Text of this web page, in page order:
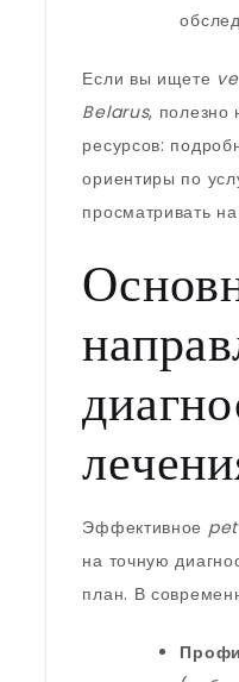
Если вы ищете
Belarus, полезно
ресурсов:
ориентиры по
просматривать
Эффективное
на точную
план. В